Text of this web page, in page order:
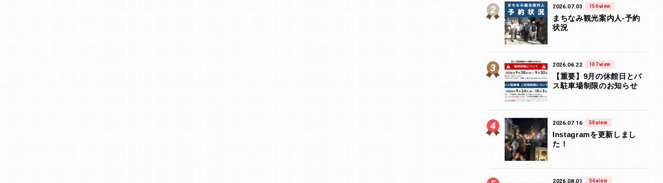
2026.07.03 156view
まちなみ観光案内人-予約
状況
2026.06.22 107view
【重要】9月の休館日とバ
ス駐車場制限のお知らせ
2026.07.16 50view
Instagramを更新しまし
た！
2026.08.01 34view